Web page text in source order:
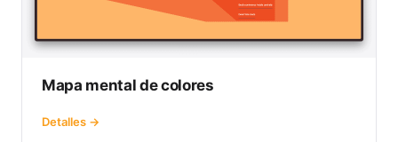
Mapa mental de colores
Detalles →